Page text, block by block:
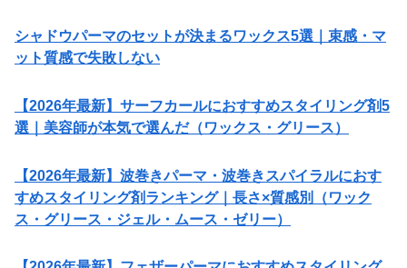
シャドウパーマのセットが決まるワックス5選｜束感・マ
ット質感で失敗しない
【2026年最新】サーフカールにおすすめスタイリング剤5
選｜美容師が本気で選んだ（ワックス・グリース）
【2026年最新】波巻きパーマ・波巻きスパイラルにおす
すめスタイリング剤ランキング｜長さ×質感別（ワック
ス・グリース・ジェル・ムース・ゼリー）